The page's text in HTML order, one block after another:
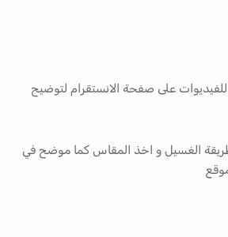
على صفحة الانستقرام لتوضيح
الغسيل و اخذ المقاس كما موضح في